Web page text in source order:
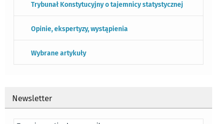
Trybunał Konstytucyjny o tajemnicy statystycznej
Opinie, ekspertyzy, wystąpienia
Wybrane artykuły
Newsletter